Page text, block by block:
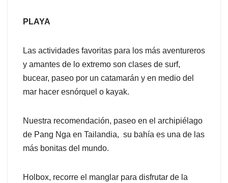
PLAYA
Las actividades favoritas para los más aventureros
y amantes de lo extremo son clases de surf,
bucear, paseo por un catamarán y en medio del
mar hacer esnórquel o kayak.
Nuestra recomendación, paseo en el archipiélago
de Pang Nga en Tailandia, su bahía es una de las
más bonitas del mundo.
Holbox, recorre el manglar para disfrutar de la